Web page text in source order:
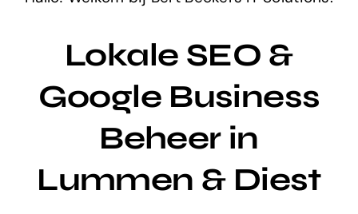
Lokale SEO &
Google Business
Beheer in
Lummen & Diest